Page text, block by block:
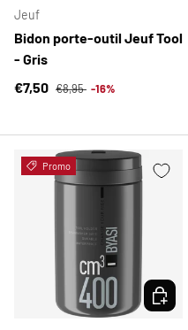
Jeuf
Bidon porte-outil Jeuf Tool
- Gris
Prix soldé
€7,50 Prix habituel
€8,95 -16%
Promo